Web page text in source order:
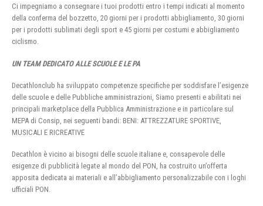
Ci impegniamo a consegnare i tuoi prodotti entro i tempi indicati al momento
della conferma del bozzetto, 20 giorni per i prodotti abbigliamento, 30 giorni
per i prodotti sublimati degli sport e 45 giorni per costumi e abbigliamento
ciclismo.
UN TEAM DEDICATO ALLE SCUOLE E LE PA
Decathlonclub ha sviluppato competenze specifiche per soddisfare l’esigenze
delle scuole e delle Pubbliche amministrazioni, Siamo presenti e abilitati nei
principali marketplace della Pubblica Amministrazione e in particolare sul
MEPA di Consip, nei seguenti bandi: BENI: ATTREZZATURE SPORTIVE,
MUSICALI E RICREATIVE
Decathlon è vicino ai bisogni delle scuole italiane e, consapevole delle
esigenze di pubblicità legate al mondo del PON, ha costruito un’offerta
apposita dedicata ai materiali e all’abbigliamento personalizzabile con i loghi
ufficiali PON.